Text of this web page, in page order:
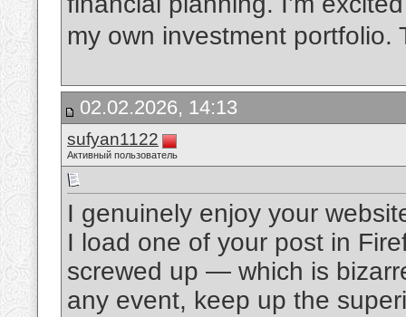
my own investment portfolio.
02.02.2026, 14:13
sufyan1122
Активный пользователь
I genuinely enjoy your
I load one of your post in
screwed up — which is
any event, keep up the